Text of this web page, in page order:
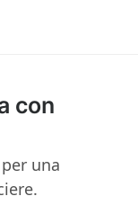
con
una